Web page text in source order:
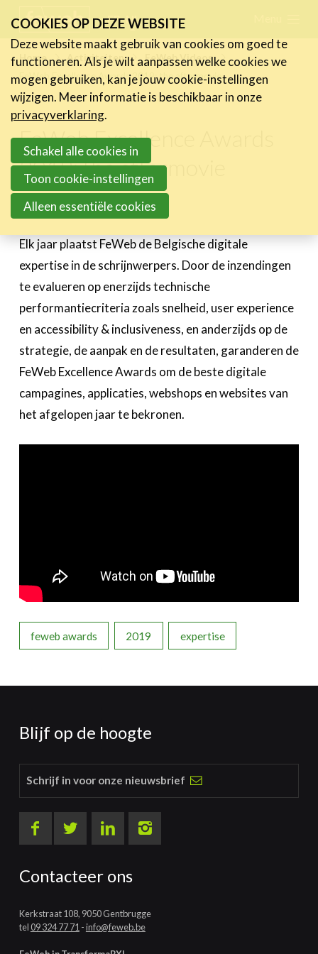
links
Jump
to
navigation
to
main
content
FR NL
Home Activiteiten
FeWeb Videos
FeWeb Excellence Awards 2019: the aftermovie
FeWeb Excellence Awards
2019: the aftermovie
12 december 2019
Elk jaar plaatst FeWeb de Belgische digitale
expertise in de schrijnwerpers. Door de inzendingen
te evalueren op enerzijds technische
performantiecriteria zoals snelheid, user experience
en accessibility & inclusiveness, en anderzijds op de
strategie, de aanpak en de resultaten, garanderen de
FeWeb Excellence Awards om de beste digitale
campagines, applicaties, webshops en websites van
het afgelopen jaar te bekronen.
feweb awards 2019 expertise
Blijf op de hoogte
Schrijf in voor onze nieuwsbrief
Contacteer ons
Kerkstraat 108, 9050 Gentbrugge
tel09 324 77 71 -info@feweb.be
Nieuws
Activiteiten
Over de FeWeb-activiteiten
FeWeb Awards
FeWeb Videos
Cases
Expertise
Toolbox
Bedrijvenzoeker
Over FeWeb
Lid worden Account
Zoeken
COOKIES OP DEZE WEBSITE
Deze website maakt gebruik van cookies om goed te
functioneren. Als je wilt aanpassen welke cookies we
mogen gebruiken, kan je jouw cookie-instellingen
wijzigen. Meer informatie is beschikbaar in onze
privacyverklaring.
Schakel alle cookies in
Toon cookie-instellingen
Alleen essentiële cookies